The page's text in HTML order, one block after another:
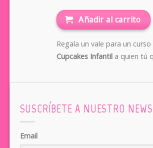
Añadir al carrito
Regala un vale para un curso
Cupcakes Infantila quien tú
SUSCRÍBETE A NUESTRO
Email